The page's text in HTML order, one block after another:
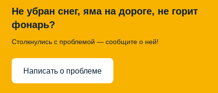
Не убран снег, яма на дороге, не горит
фонарь?
Столкнулись с проблемой — сообщите о ней!
Написать о проблеме